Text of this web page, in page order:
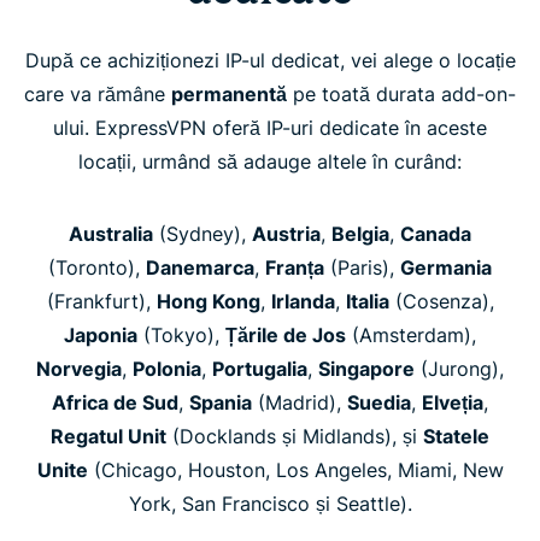
După ce achiziționezi IP-ul dedicat, vei alege o locație
care va rămâne permanentă pe toată durata add-on-
ului. ExpressVPN oferă IP-uri dedicate în aceste
locații, urmând să adauge altele în curând:
Australia (Sydney), Austria, Belgia, Canada
(Toronto), Danemarca, Franța (Paris), Germania
(Frankfurt), Hong Kong, Irlanda, Italia(Cosenza),
Japonia (Tokyo), Țările de Jos (Amsterdam),
Norvegia, Polonia, Portugalia, Singapore (Jurong),
Africa de Sud, Spania (Madrid), Suedia, Elveția,
Regatul Unit (Docklands și Midlands), și Statele
Unite (Chicago, Houston, Los Angeles, Miami, New
York, San Francisco și Seattle).